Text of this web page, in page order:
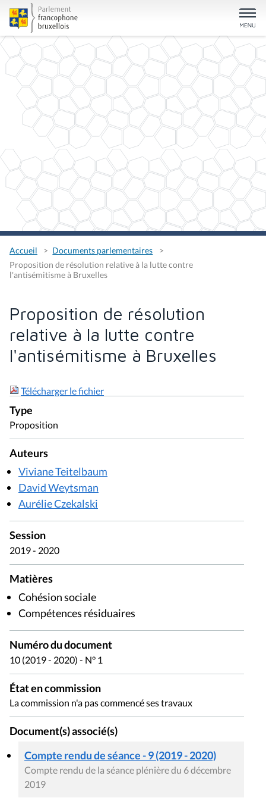
Accueil
Documents parlementaires
Proposition de résolution relative à la lutte contre
l'antisémitisme à Bruxelles
Proposition de résolution
relative à la lutte contre
l'antisémitisme à Bruxelles
Télécharger le fichier
Type
Proposition
Auteurs
Viviane Teitelbaum
David Weytsman
Aurélie Czekalski
Session
2019 - 2020
Matières
Cohésion sociale
Compétences résiduaires
Numéro du document
10 (2019 - 2020) - N° 1
État en commission
La commission n'a pas commencé ses travaux
Document(s) associé(s)
Compte rendu de séance - 9 (2019 - 2020)
Compte rendu de la séance plénière du 6 décembre
2019